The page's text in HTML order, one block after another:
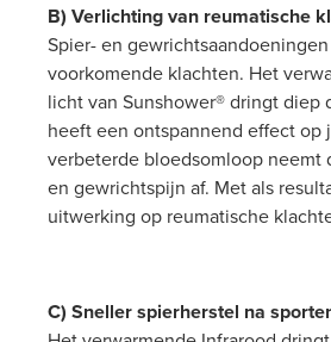
B) Verlichting van reumatische
Spier- en
voorkomende klachten. Het
licht van Sunshower® dringt diep
heeft een ontspannend effect op
verbeterde bloedsomloop neemt
en gewrichtspijn af. Met als
uitwerking op reumatische
C) Sneller spierherstel na